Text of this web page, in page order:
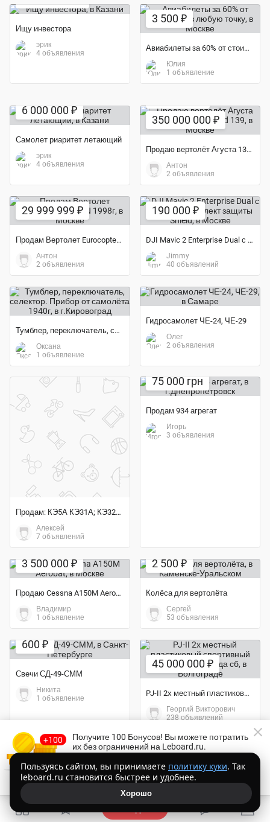
Получите 100 Бонусов! Вы можете потратить
их без ограничений на Leboard.ru.
Торопитесь!
Получить Бонусы бесплатно
Ищу инвестора
эрик
4 объявления
3 500 ₽
Авиабилеты за 60% от стоимости в любую точку
Юлия
1 объявление
6 000 000 ₽
Самолет риаритет летающий
эрик
4 объявления
350 000 000 ₽
Продаю вертолёт Агуста 139 Agusta Westland 139
Антон
2 объявления
29 999 999 ₽
Продам Вертолет Eurocopter AS355N 1998г
Антон
2 объявления
190 000 ₽
DJI Mavic 2 Enterprise Dual с базовым комплект защиты Shield
Jimmy
40 объявлений
Тумблер, переключатель, селектор. Прибор от самолёта 1940г
Оксана
1 объявление
Гидросамолет ЧЕ-24, ЧЕ-29
Олег
2 объявления
Продам: КЭ5А КЭ31А; КЭ32А; КЭ42А; КЭ52-2; КЭ54-2;
Алексей
7 объявлений
75 000 грн
Продам 934 агрегат
Игорь
3 объявления
3 500 000 ₽
Продаю Cessna A150M Aerobat
Владимир
1 объявление
2 500 ₽
Колёса для вертолёта
Сергей
53 объявления
600 ₽
Свечи СД-49-СММ
Никита
1 объявление
45 000 000 ₽
PJ-II 2х местный пластиковый спортивный самолет 2018 года сб
Георгий Викторович
238 объявлений
Пользуясь сайтом, вы принимаете политику куки. Так
leboard.ru становится быстрее и удобнее.
Хорошо